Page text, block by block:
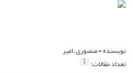
نویسنده =منصوری، امیر
تعداد مقالات: 1